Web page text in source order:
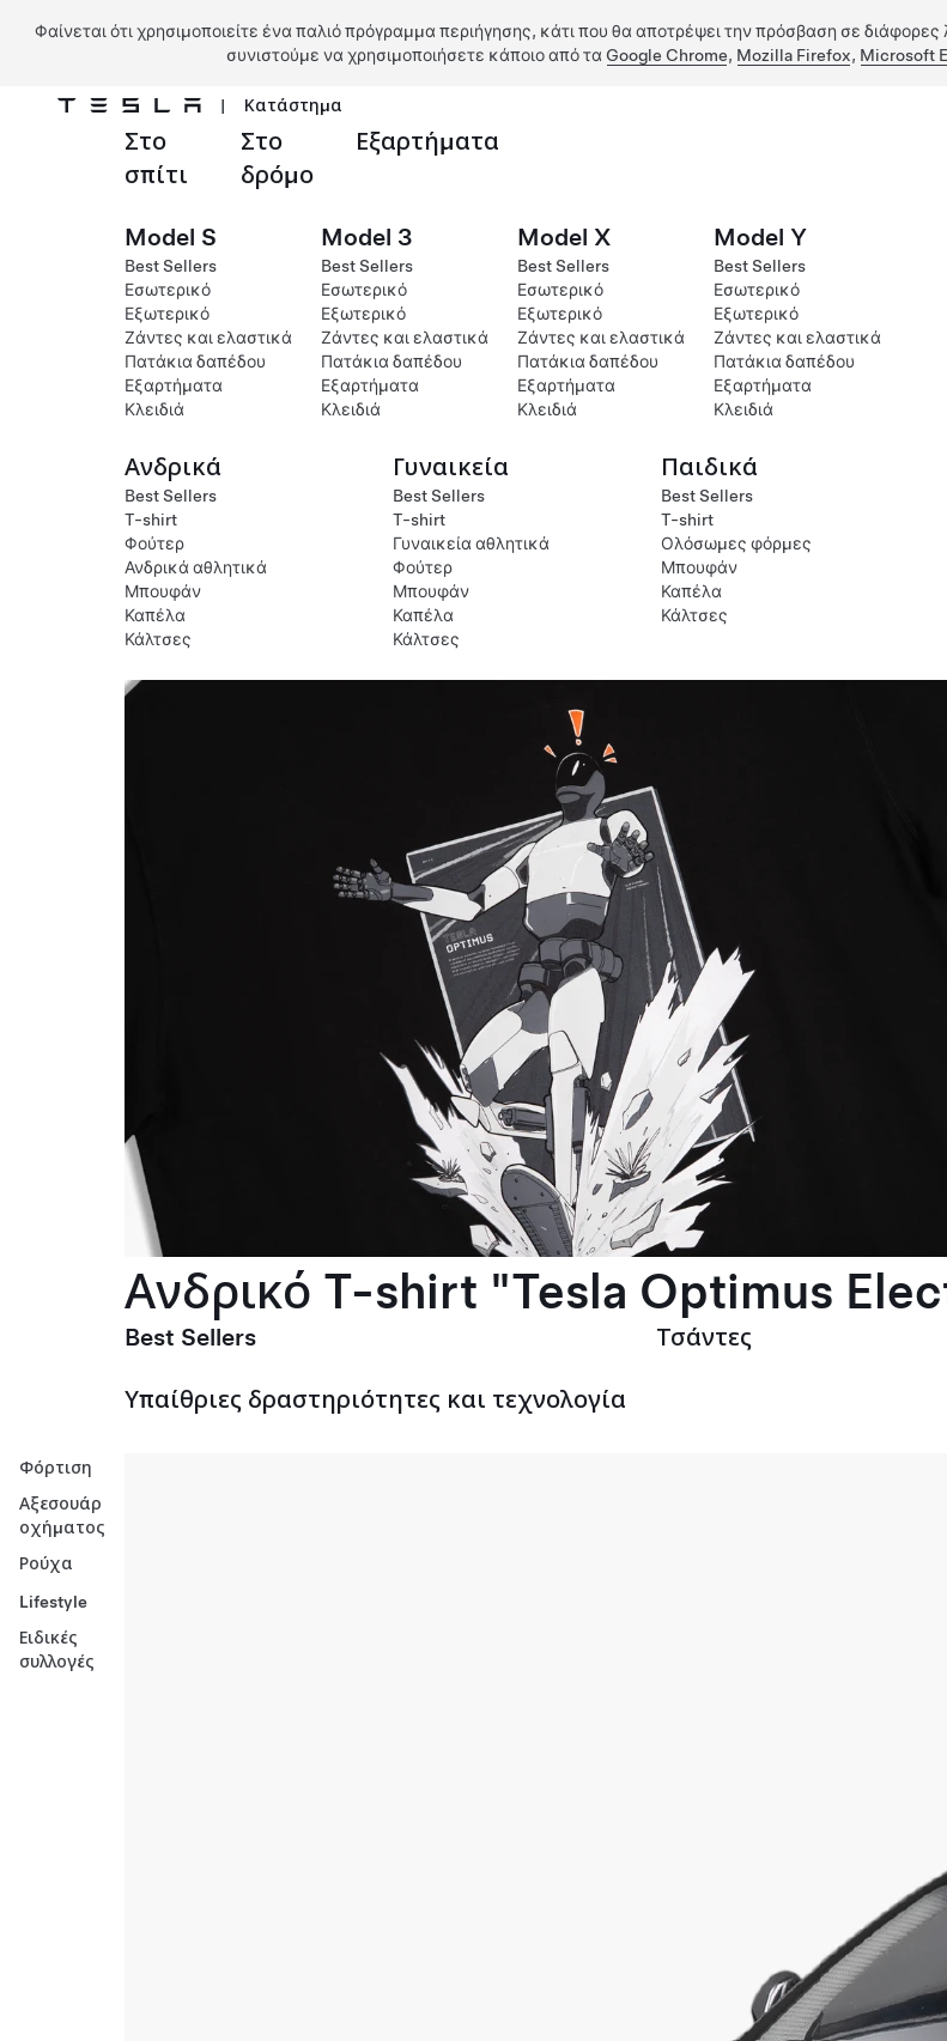
Φαίνεται ότι χρησιμοποιείτε ένα παλιό πρόγραμμα περιήγησης, κάτι που θα αποτρέψει την πρόσβαση σε
συνιστούμε να χρησιμοποιήσετε κάποιο από τα Google Chrome, Mozilla Firefox, Microsoft
Μετάβαση στο κύριο περιεχόμενο
| Κατάστημα
Φόρτιση
Αξεσουάρ
οχήματος
Ρούχα
Lifestyle
Ειδικές
συλλογές
Στο
σπίτι
Στο
δρόμο
Εξαρτήματα
Model S
Best Sellers
Εσωτερικό
Εξωτερικό
Ζάντες και ελαστικά
Πατάκια δαπέδου
Εξαρτήματα
Κλειδιά
Model 3
Best Sellers
Εσωτερικό
Εξωτερικό
Ζάντες και ελαστικά
Πατάκια δαπέδου
Εξαρτήματα
Κλειδιά
Model X
Best Sellers
Εσωτερικό
Εξωτερικό
Ζάντες και ελαστικά
Πατάκια δαπέδου
Εξαρτήματα
Κλειδιά
Model Y
Best Sellers
Εσωτερικό
Εξωτερικό
Ζάντες και ελαστικά
Πατάκια δαπέδου
Εξαρτήματα
Κλειδιά
Ανδρικά
Best Sellers
T-shirt
Φούτερ
Ανδρικά αθλητικά
Μπουφάν
Καπέλα
Κάλτσες
Γυναικεία
Best Sellers
T-shirt
Γυναικεία αθλητικά
Φούτερ
Μπουφάν
Καπέλα
Κάλτσες
Παιδικά
Best Sellers
T-shirt
Ολόσωμες φόρμες
Μπουφάν
Καπέλα
Κάλτσες
Ανδρικό T-shirt "Tesla Optimus
Best Sellers Τσάντες
Υπαίθριες δραστηριότητες και τεχνολογία